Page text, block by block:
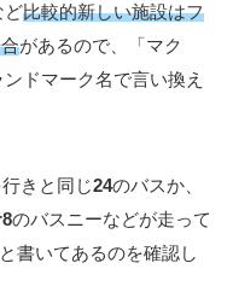
ど比較的新しい施設はフ
があるので、「マク
ドマーク名で言い換え
きと同じ24のバスか、
のバスニーなどが走って
書いてあるのを確認し